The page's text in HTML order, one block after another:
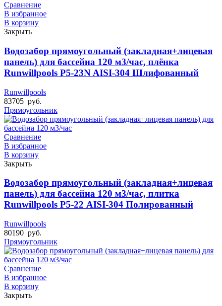
Сравнение
В избранное
В корзину
Закрыть
Водозабор прямоугольный (закладная+лицевая
панель) для бассейна 120 м3/час, плёнка
Runwillpools Р5-23N AISI-304 Шлифованный
Runwillpools
83705 руб.
Прямоугольник
Сравнение
В избранное
В корзину
Закрыть
Водозабор прямоугольный (закладная+лицевая
панель) для бассейна 120 м3/час, плитка
Runwillpools Р5-22 AISI-304 Полированный
Runwillpools
80190 руб.
Прямоугольник
Сравнение
В избранное
В корзину
Закрыть